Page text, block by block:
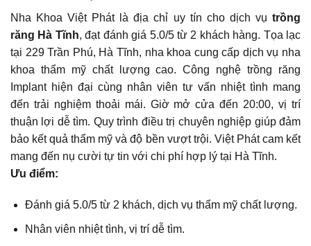
Nha Khoa Việt Phát là địa chỉ uy tín cho dịch vụ trồng
răng Hà Tĩnh, đạt đánh giá 5.0/5 từ 2 khách hàng. Tọa lạc
tại 229 Trần Phú, Hà Tĩnh, nha khoa cung cấp dịch vụ nha
khoa thẩm mỹ chất lượng cao. Công nghệ trồng răng
Implant hiện đại cùng nhân viên tư vấn nhiệt tình mang
đến trải nghiệm thoải mái. Giờ mở cửa đến 20:00, vị trí
thuận lợi dễ tìm. Quy trình điều trị chuyên nghiệp giúp đảm
bảo kết quả thẩm mỹ và độ bền vượt trội. Việt Phát cam kết
mang đến nụ cười tự tin với chi phí hợp lý tại Hà Tĩnh.
Ưu điểm:
Đánh giá 5.0/5 từ 2 khách, dịch vụ thẩm mỹ chất lượng.
Nhân viên nhiệt tình, vị trí dễ tìm.